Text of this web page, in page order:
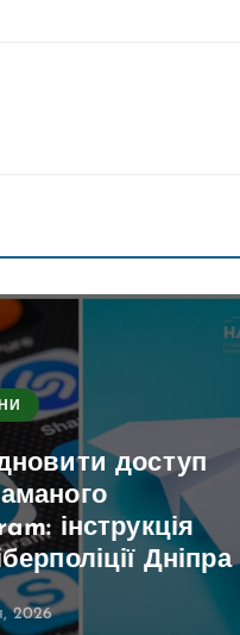
доступ
інструкція
Дніпра
2026